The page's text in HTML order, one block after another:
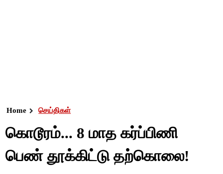
Home செய்திகள்
கொடூரம்... 8 மாத கர்ப்பிணி
பெண் தூக்கிட்டு தற்கொலை!